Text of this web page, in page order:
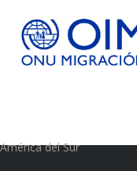
América del Sur